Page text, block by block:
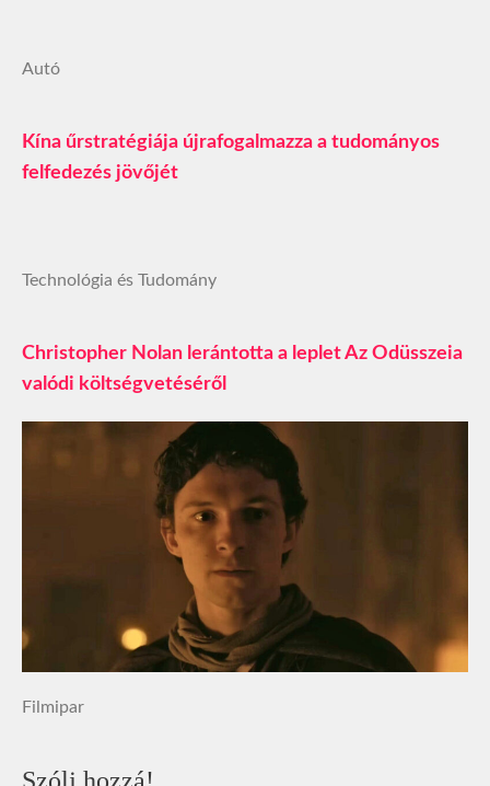
Autó
Kína űrstratégiája újrafogalmazza a tudományos
felfedezés jövőjét
Technológia és Tudomány
Christopher Nolan lerántotta a leplet Az Odüsszeia
valódi költségvetéséről
Filmipar